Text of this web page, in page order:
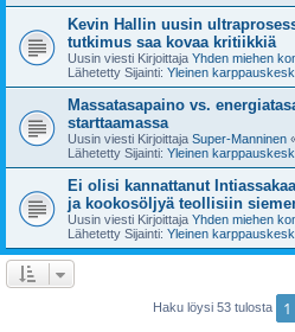
Kevin Hallin uusin
tutkimus saa kovaa kritiikkiä
Uusin viesti Kirjoittaja Yhden miehen
Lähetetty Sijainti: Yleinen
Massatasapaino vs.
starttaamassa
Uusin viesti Kirjoittaja Super-Manninen
Lähetetty Sijainti: Yleinen
Ei olisi kannattanut
ja kookosöljyä teollisiin
Uusin viesti Kirjoittaja Yhden miehen
Lähetetty Sijainti: Yleinen
Haku löysi 53 tulosta 1